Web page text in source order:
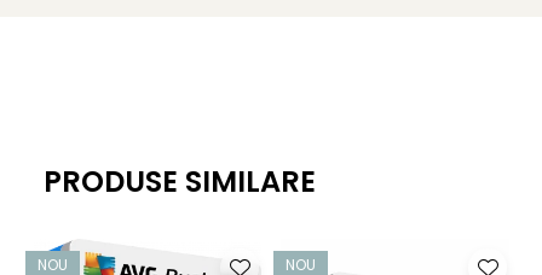
Ajută la protejarea identității clientului dvs. împotriva
informațiile personale. De asemenea, protejează parolele
PRODUSE SIMILARE
NOU NOU